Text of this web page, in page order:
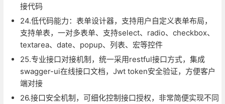
接代码
24.低代码能力：表单设计器，支持用户自定义表单布局，
支持单表，一对多表单、支持select、radio、checkbox、
textarea、date、popup、列表、宏等控件
25.专业接口对接机制，统一采用restful接口方式，集成
swagger-ui在线接口文档，Jwt token安全验证，方便客户
端对接
26.接口安全机制，可细化控制接口授权，非常简便实现不同